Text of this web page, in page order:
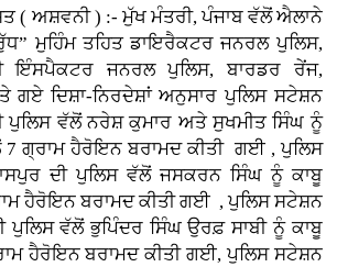
( ਅਸ਼ਵਨੀ ) :- ਮੁੱਖ ਮੰਤਰੀ, ਪੰਜਾਬ ਵੱਲੋਂ ਐਲਾਨੇ
ਮੁਹਿੰਮ ਤਹਿਤ ਡਾਇਰੈਕਟਰ ਜਨਰਲ ਪੁਲਿਸ,
ਇੰਸਪੈਕਟਰ ਜਨਰਲ ਪੁਲਿਸ, ਬਾਰਡਰ ਰੇਂਜ,
ਗਏ ਦਿਸ਼ਾ-ਨਿਰਦੇਸ਼ਾਂ ਅਨੁਸਾਰ ਪੁਲਿਸ ਸਟੇਸ਼ਨ
ਪੁਲਿਸ ਵੱਲੋਂ ਨਰੇਸ਼ ਕੁਮਾਰ ਅਤੇ ਸੁਖਮੀਤ ਸਿੰਘ ਨੂੰ
ਗ੍ਰਾਮ ਹੈਰੋਇਨ ਬਰਾਮਦ ਕੀਤੀ ਗਈ , ਪੁਲਿਸ
ਦੀ ਪੁਲਿਸ ਵੱਲੋਂ ਜਸਕਰਨ ਸਿੰਘ ਨੂੰ ਕਾਬੂ
ਹੈਰੋਇਨ ਬਰਾਮਦ ਕੀਤੀ ਗਈ , ਪੁਲਿਸ ਸਟੇਸ਼ਨ
ਪੁਲਿਸ ਵੱਲੋਂ ਭੁਪਿੰਦਰ ਸਿੰਘ ਉਰਫ਼ ਸਾਬੀ ਨੂੰ ਕਾਬੂ
ਹੈਰੋਇਨ ਬਰਾਮਦ ਕੀਤੀ ਗਈ, ਪੁਲਿਸ ਸਟੇਸ਼ਨ